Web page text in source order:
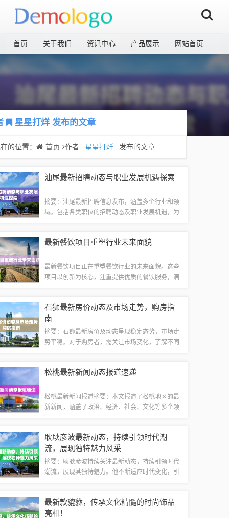
首页 关于我们 资讯中心 产品展示 网站首页
星星打烊发布的文章
的位置： 首页 作者 星星打烊 发布的文章
汕尾最新招聘动态与职业发展机遇探索
摘要：汕尾最新招聘信息发布，涵盖多个行业和领
域。包括各类职位的招聘动态及职业发展机遇，为
心仪工作。文章导读目录：汕尾招聘市场概况...
最新餐饮项目重塑行业未来面貌
最新餐饮项目正在重塑餐饮行业的未来面貌。这些
项目以创新为核心，注重提供优质的餐饮服务，满
品质量、推动可持续发展，并为消费者创造更...
石狮最新房价动态及市场走势，购房指
南
摘要：石狮最新房价及动态呈现稳定态势，市场走
势平稳。对于购房者，需关注市场变化，了解不同
适的房源，同时关注开发商信誉和房屋质量。...
松桃最新新闻动态报道速递
松桃最新新闻报道摘要：本文报道了松桃地区的最
新新闻，涵盖了政治、经济、社会、文化等多个领
展、市场繁荣、民生改善等方面的新进展。文化
领...
耿耿彦波最新动态，持续引领时代潮
流，展现独特魅力风采
摘要：耿耿彦波持续关注最新动态，持续引领时代
潮流，展现其独特魅力。他不断适应时代变化，引
赏。他的最新动态引人注目，引领着更多人跟...
最新款貔貅，传承文化精髓的时尚饰品
亮相！